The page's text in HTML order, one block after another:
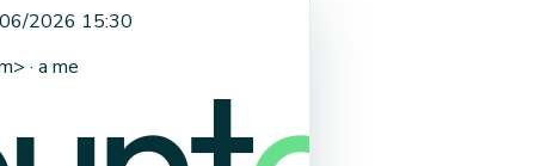
2026 15:30
> · a me